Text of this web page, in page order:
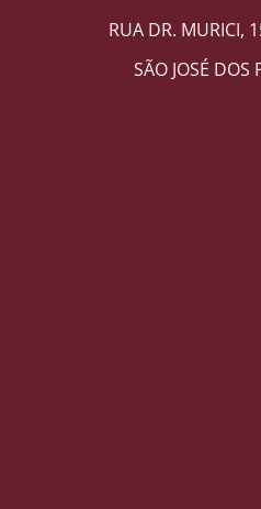
RUA DR. MURICI,
SÃO JOSÉ DOS